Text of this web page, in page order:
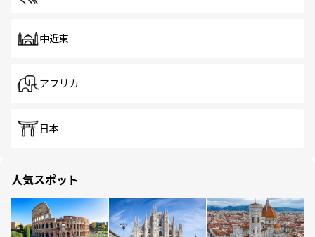
中近東
アフリカ
日本
人気スポット